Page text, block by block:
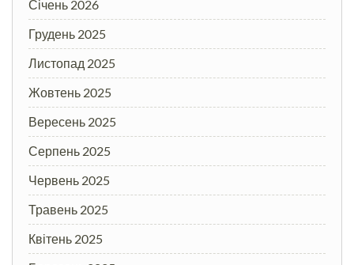
Січень 2026
Грудень 2025
Листопад 2025
Жовтень 2025
Вересень 2025
Серпень 2025
Червень 2025
Травень 2025
Квітень 2025